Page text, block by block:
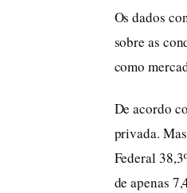
Os dados
sobre as
como
De acordo
privada.
Federal
de apenas